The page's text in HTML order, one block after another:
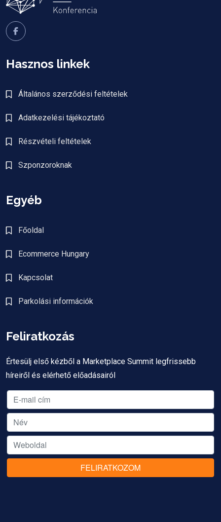
Hasznos linkek
Általános szerződési feltételek
Adatkezelési tájékoztató
Részvételi feltételek
Szponzoroknak
Egyéb
Főoldal
Ecommerce Hungary
Kapcsolat
Parkolási információk
Feliratkozás
Értesülj első kézből a Marketplace Summit legfrissebb
híreiről és elérhető előadásairól